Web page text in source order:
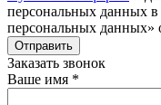
персональных данных
персональных данных»
Отправить
Заказать звонок
Ваше имя *